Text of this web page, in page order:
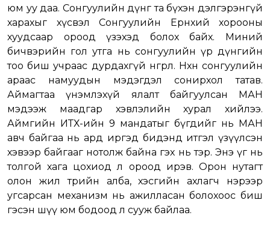
юм уу даа. Сонгуулийн дүнг та бүхэн дэлгэрэнгүй
харахыг хүсвэл Сонгуулийн Ерөнхий хорооны
хуудсаар ороод үзэхэд болох байх. Миний
бичвэрийн гол утга нь сонгуулийн үр дүнгийн
тоо биш учраас дурдахгүй өнгөрлөө. Нөхөн сонгуулийн
араас намуудын мэдэгдэл сонирхол татав.
Аймагтаа үнэмлэхүй ялалт байгуулсан МАН
мэдээж маадгар хэвлэлийн хурал хийлээ.
Аймгийн ИТХ-ийн 9 мандатыг бүгдийг нь МАН
авч байгаа нь ард иргэд бидэнд итгэл үзүүлсэн
хэвээр байгааг нотолж байна гэх нь тэр. Энэ үг нь
толгой хага цохиод л ороод ирэв. Орон нутагт
олон жил төрийн алба, хэсгийн ахлагч нэрээр
угсарсан механизм нь ажилласан болохоос биш
гэсэн шүү юм бодоод л сууж байлаа.